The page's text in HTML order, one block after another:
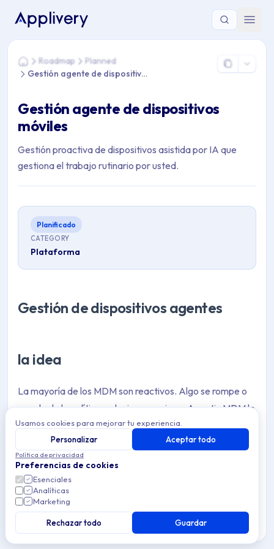
Estás aquí: Home > Roadmap > Planned > Gestión agente
HomeRoadmap
Planned
Gestión agente de dispositivos móviles
Gestión agente de dispositivos
móviles
Gestión proactiva de dispositivos asistida por IA que
gestiona el trabajo rutinario por usted.
Planificado
CATEGORY
Plataforma
Gestión de dispositivos agentes
la idea
La mayoría de los MDM son reactivos. Algo se rompe o
se sale de la política y alguien reacciona. Agentic MDM le
da la vuelta a eso. La plataforma vigila la flota, detecta
los problemas a tiempo y toma las medidas de rutina por
sí misma, por lo que su equipo dedica menos tiempo al
trabajo repetitivo.
donde estamos hoy
Usamos cookies para mejorar tu experiencia.
Personalizar
Aceptar todo
Política de privacidad
Preferencias de cookies
Esenciales
Analíticas
Marketing
Rechazar todo Guardar